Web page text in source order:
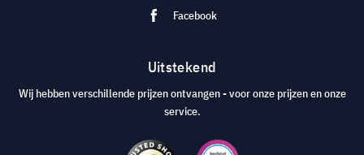
Facebook
Uitstekend
Wij hebben verschillende prijzen ontvangen - voor onze prijzen en onze
service.